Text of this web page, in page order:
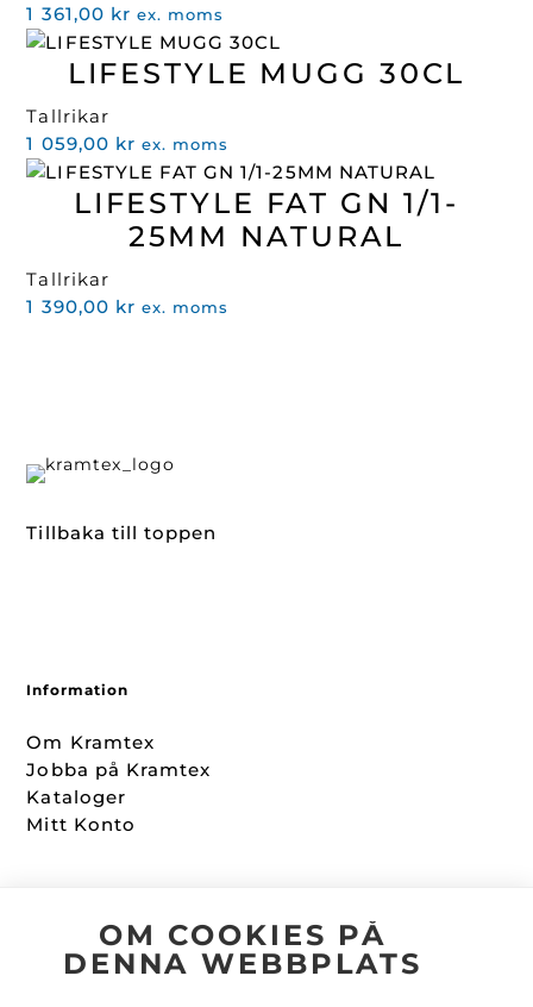
OM COOKIES PÅ
DENNA WEBBPLATS
1 361,00 kr ex. moms
LIFESTYLE MUGG 30CL
Tallrikar
1 059,00 kr ex. moms
LIFESTYLE FAT GN 1/1-
25MM NATURAL
Tallrikar
1 390,00 kr ex. moms
Tillbaka till toppen
Information
Om Kramtex
Jobba på Kramtex
Kataloger
Mitt Konto
Facebook